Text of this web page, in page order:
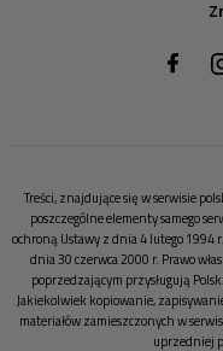
Treści, znajdujące się w serwisie
poszczególne elementy samego
ochroną Ustawy z dnia 4 lutego 1994
dnia 30 czerwca 2000 r. Prawo
poprzedzającym przysługują
Jakiekolwiek kopiowanie,
materiałów zamieszczonych w
uprzedniej